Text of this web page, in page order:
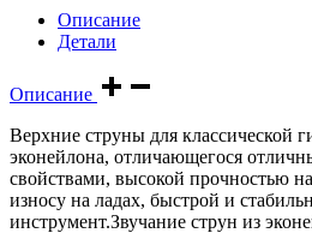
Описание
Детали
Описание
Верхние струны для классической
эконейлона, отличающегося
свойствами, высокой прочностью
износу на ладах, быстрой и
инструмент.Звучание струн из